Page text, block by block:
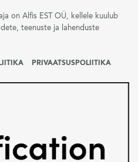
on Alfis EST OÜ, kellele kuulub
teenuste ja lahenduste
PRIVAATSUSPOLIITIKA